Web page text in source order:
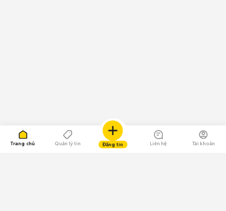
Trang chủ Quản lý tin Đăng tin Liên hệ Tài khoản